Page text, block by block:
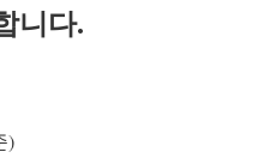
니다.
)